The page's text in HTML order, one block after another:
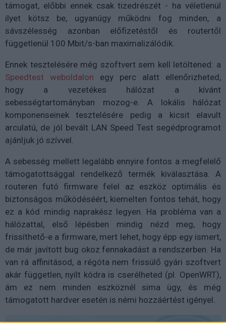
támogat, előbbi ennek csak tizedrészét - ha véletlenül
ilyet kötsz be, ugyanúgy működni fog minden, a
sávszélesség azonban előfizetéstől és routertől
függetlenül 100 Mbit/s-ban maximalizálódik.
Ennek tesztelésére még szoftvert sem kell letöltened: a
Speedtest weboldalon egy perc alatt ellenőrizheted,
hogy a vezetékes hálózat a kívánt
sebességtartományban mozog-e. A lokális hálózat
komponenseinek tesztelésére pedig a kicsit elavult
arculatú, de jól bevált LAN Speed Test segédprogramot
ajánljuk jó szívvel.
A sebesség mellett legalább ennyire fontos a megfelelő
támogatottsággal rendelkező termék kiválasztása. A
routeren futó firmware felel az eszköz optimális és
biztonságos működéséért, kiemelten fontos tehát, hogy
ez a kód mindig naprakész legyen. Ha probléma van a
hálózattal, első lépésben mindig nézd meg, hogy
frissíthető-e a firmware, mert lehet, hogy épp egy ismert,
de már javított bug okoz fennakadást a rendszerben. Ha
van rá affinitásod, a régóta nem frissülő gyári szoftvert
akár független, nyílt kódra is cserélheted (pl. OpenWRT),
ám ez nem minden eszköznél sima ügy, és még
támogatott hardver esetén is némi hozzáértést igényel.